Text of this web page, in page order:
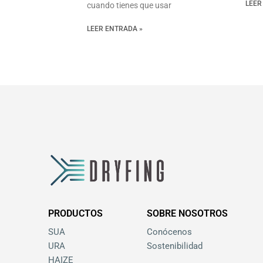
cuando tienes que usar
LEER ENTRADA »
PRODUCTOS
SUA
URA
HAIZE
SOBRE NOSOTROS
Conócenos
Sostenibilidad